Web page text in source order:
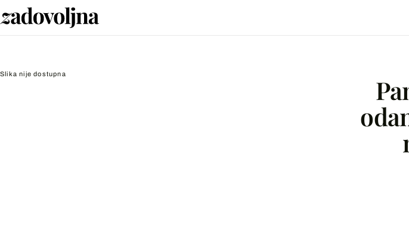
Slika nije dostupna